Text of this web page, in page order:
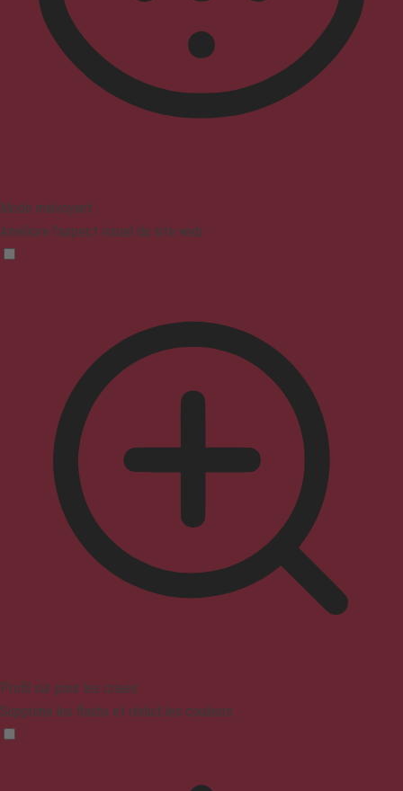
Mode malvoyant
Améliore l'aspect visuel du site web
Profil sûr pour les crises
Supprime les flashs et réduit les couleurs